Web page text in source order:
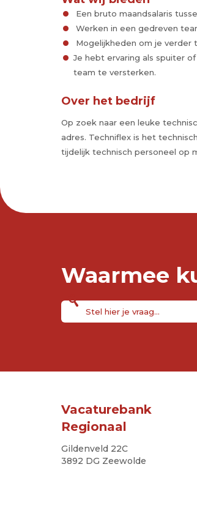
Een bruto maandsalaris
Werken in een gedreven
Mogelijkheden om je
Je hebt ervaring als spuiter
team te versterken.
Over het bedrijf
Op zoek naar een leuke
adres. Techniflex is het
tijdelijk technisch personeel op
Waarmee
Vacaturebank
Regionaal
Gildenveld 22C
3892 DG Zeewolde